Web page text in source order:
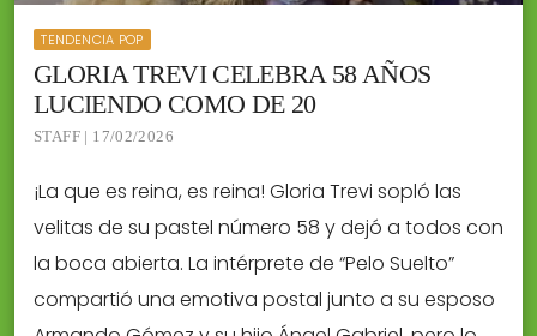
TENDENCIA POP
GLORIA TREVI CELEBRA 58 AÑOS
LUCIENDO COMO DE 20
STAFF | 17/02/2026
¡La que es reina, es reina! Gloria Trevi sopló las
velitas de su pastel número 58 y dejó a todos con
la boca abierta. La intérprete de “Pelo Suelto”
compartió una emotiva postal junto a su esposo